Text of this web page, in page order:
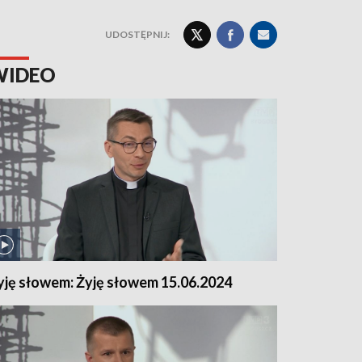
UDOSTĘPNIJ:
słowem: Żyję słowem 15.06.2024